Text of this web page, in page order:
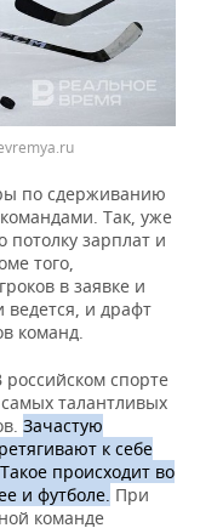
по сдерживанию
Так, уже
зарплат и
того,
в заявке и
ведется, и драфт
команд.
российском спорте
талантливых
Зачастую
к себе
происходит во
и футболе. При
команде